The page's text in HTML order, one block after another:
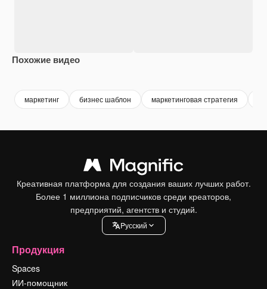
Похожие видео
маркетинг бизнес шаблон маркетинговая стратегия
Креативная платформа для создания ваших лучших работ.
Более 1 миллиона подписчиков среди креаторов,
предприятий, агентств и студий.
Pусский
Продукция
Spaces
ИИ-помощник